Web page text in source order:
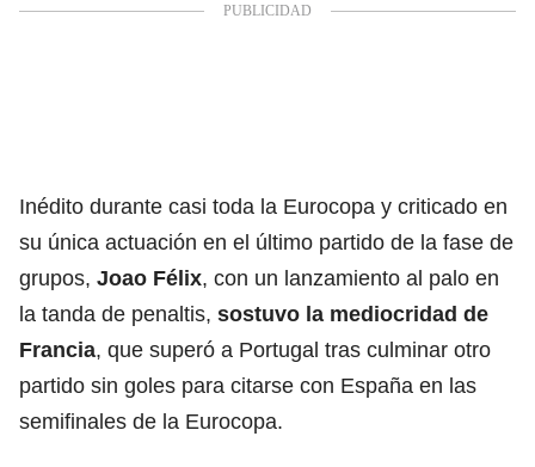
Inédito durante casi toda la Eurocopa y criticado en
su única actuación en el último partido de la fase de
grupos, Joao Félix, con un lanzamiento al palo en
la tanda de penaltis, sostuvo la mediocridad de
Francia, que superó a Portugal tras culminar otro
partido sin goles para citarse con España en las
semifinales de la Eurocopa.